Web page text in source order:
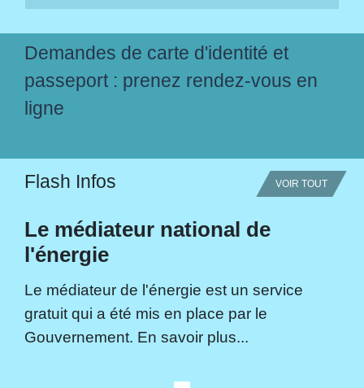
Demandes de carte d'identité et
passeport : prenez rendez-vous en
ligne
Flash Infos VOIR TOUT
Le médiateur national de
l'énergie
Le médiateur de l'énergie est un service
gratuit qui a été mis en place par le
Gouvernement. En savoir plus...